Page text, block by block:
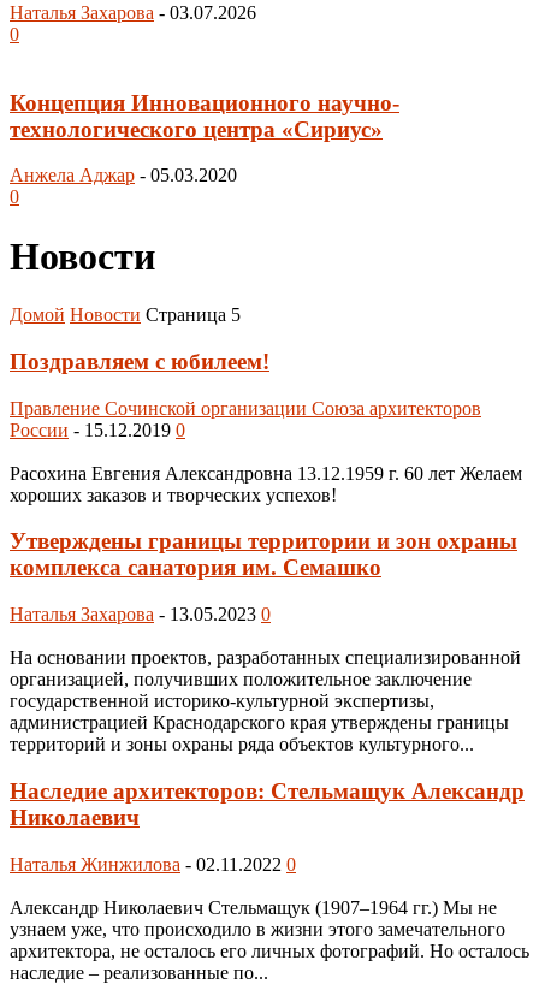
Наталья Захарова - 03.07.2026
0
Концепция Инновационного научно-
технологического центра «Сириус»
Анжела Аджар - 05.03.2020
0
Новости
Домой Новости Страница 5
Поздравляем с юбилеем!
Правление Сочинской организации Союза архитекторов
России - 15.12.2019 0
Расохина Евгения Александровна 13.12.1959 г. 60 лет Желаем
хороших заказов и творческих успехов!
Утверждены границы территории и зон охраны
комплекса санатория им. Семашко
Наталья Захарова - 13.05.2023 0
На основании проектов, разработанных специализированной
организацией, получивших положительное заключение
государственной историко-культурной экспертизы,
администрацией Краснодарского края утверждены границы
территорий и зоны охраны ряда объектов культурного...
Наследие архитекторов: Стельмащук Александр
Николаевич
Наталья Жинжилова - 02.11.2022 0
Александр Николаевич Стельмащук (1907–1964 гг.) Мы не
узнаем уже, что происходило в жизни этого замечательного
архитектора, не осталось его личных фотографий. Но осталось
наследие – реализованные по...